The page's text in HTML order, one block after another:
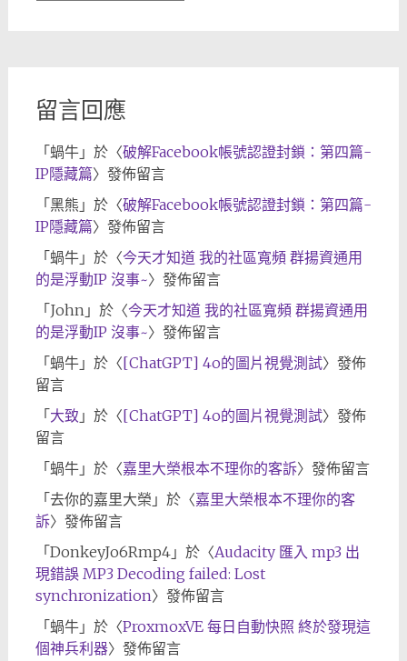
留言回應
「 蝸牛」於〈破解Facebook帳號認證封鎖：第四篇-
IP隱藏篇〉發佈留言
「 黑熊 」於〈破解Facebook帳號認證封鎖：第四篇-
IP隱藏篇〉發佈留言
「 蝸牛」於〈今天才知道 我的社區寬頻 群揚資通用
的是浮動IP 沒事~〉發佈留言
「 John」於〈今天才知道 我的社區寬頻 群揚資通用
的是浮動IP 沒事~〉發佈留言
「 蝸牛」於〈[ChatGPT] 4o的圖片視覺測試〉發佈
留言
「 大致 」於〈[ChatGPT] 4o的圖片視覺測試〉發佈
留言
「 蝸牛」於〈嘉里大榮根本不理你的客訴〉發佈留言
「 去你的嘉里大榮 」於〈嘉里大榮根本不理你的客
訴〉發佈留言
「 DonkeyJo6Rmp4」於〈Audacity 匯入 mp3 出
現錯誤 MP3 Decoding failed: Lost
synchronization〉發佈留言
「 蝸牛」於〈ProxmoxVE 每日自動快照 終於發現這
個神兵利器〉發佈留言